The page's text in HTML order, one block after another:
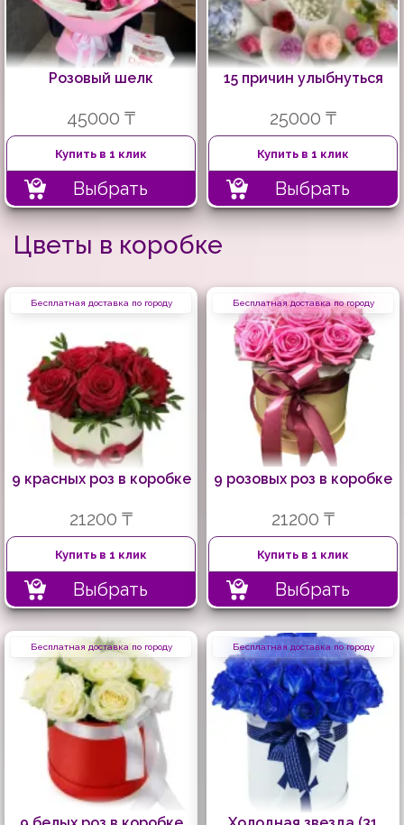
Розовый шелк
45000 ₸
Купить в 1 клик
Выбрать
15 причин улыбнуться
25000 ₸
Купить в 1 клик
Выбрать
Цветы в коробке
Бесплатная доставка по городу
9 красных роз в коробке
21200 ₸
Купить в 1 клик
Выбрать
Бесплатная доставка по городу
9 розовых роз в коробке
21200 ₸
Купить в 1 клик
Выбрать
Бесплатная доставка по городу Бесплатная доставка по городу